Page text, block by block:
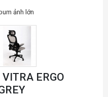
ảnh lớn
ERGO